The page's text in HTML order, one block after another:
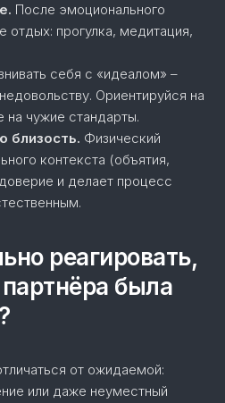
После эмоционального
отдых: прогулка, медитация,
себя с «идеалом» –
Ориентируйся на
чужие стандарты.
близость. Физический
контекста (объятия,
и делает процесс
реагировать,
была
от ожидаемой:
или даже неуместный